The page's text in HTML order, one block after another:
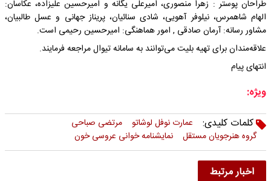
طراحان پوستر : زهرا منصوری، امیرعلی یگانه و امیرحسین علیزاده، عکاسان:
الهام شاهمرس، نیلوفر آهویی، شادی سنائیان، پریناز جهانی و عسل طالبیان،
مشاور رسانه: آرمان صادقی , امور هماهنگی: امیرحسین رحیمی است.
علاقه‌مندان برای تهیه بلیت می‌توانند به سامانه تیوال مراجعه فرمایند.
انتهای پیام
ویژه:
کلمات کلیدی:
عمارت نوفل لوشاتو
مرتضی صباحی
گروه هنرجویان مستقل
نمایشنامه خوانی عروسی خون
اخبار مرتبط